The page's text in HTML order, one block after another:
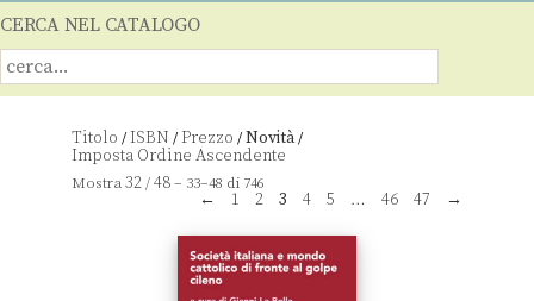
CERCA NEL CATALOGO
Titolo /ISBN /Prezzo /Novità/
Mostra32/48– 33–48 di 746
← 1 2 3 4 5 … 46 47 →